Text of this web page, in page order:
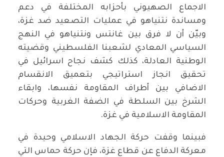
الاجماع الصهيوني بأحزابه المختلفة في دعم
ومساندة نتنياهو في عمليات التصعيد ضد غزة،
وبيّن أن لا فرق بين غانتس ونتنياهو في النهج
السياسي المعادي لشعبنا الفلسطيني وقضيته
الوطنية العادلة، كذلك كشف نجاح اسرائيل في
تحقيق انجاز استراتيجي بتعميق الانقسام
الاضافي بين أطراف المقاومة نفسها، وابقاء
الشرخ بين السلطة في الضفة الغربية وحركات
المقاومة الاسلامية في غزة.
فبينما وقفت حركة الجهاد الاسلامي وحيدة في
معركة الدفاع عن قطاع غزة، فإن حركة حماس التي